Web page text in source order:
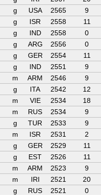
g USA 2565
9
g ISR 2558
11
g IND 2558
0
g ARG 2556
0
g GER 2554
11
g IND 2551
9
m ARM 2546
9
g ITA 2542
12
m VIE 2534
18
m RUS 2534
9
g TUR 2533
9
m ISR 2531
2
g GER 2529
11
g EST 2526
11
m ARM 2523
9
m IRI 2521
20
g RUS 2521
0